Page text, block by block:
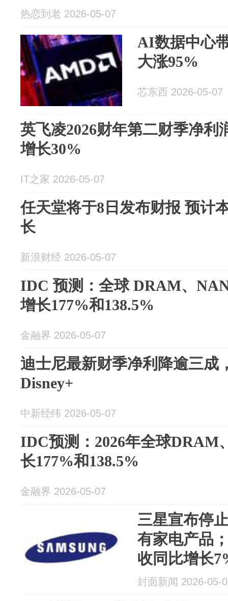
热恋到老 2026-05-07
AI数据中心
大涨95%
芯东西 2026-05-07
英飞凌2026财年第二财季净利
增长30%
IT之家 2026-05-07
任天堂将于8日发布财报 预计
长
新浪财经 2026-05-07
IDC 预测：全球 DRAM、
增长177%和138.5%
金融界 2026-05-07
迪士尼最新财季净利降逾三成
Disney+
中新经纬 2026-05-07
IDC预测：2026年全球DRAM
长177%和138.5%
金融界 2026-05-07
三星宣布停
有家电产品
收同比增长
封面新闻 2026-05-